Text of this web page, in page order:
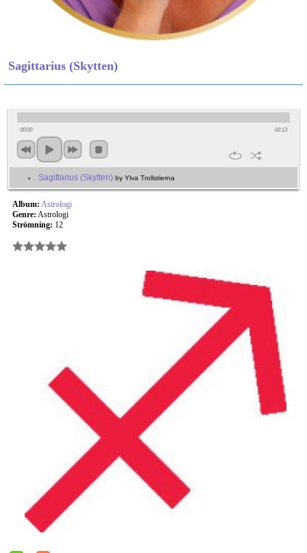
Sagittarius (Skytten)
00:00 02:13
Sagittarius (Skytten) by Ylva Trollstierna
Album: Astrologi
Genre: Astrologi
Strömning: 12